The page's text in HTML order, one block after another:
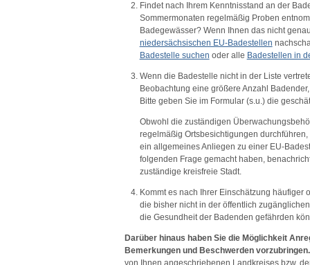
Findet nach Ihrem Kenntnisstand an der
Sommermonaten regelmäßig Proben
Badegewässer? Wenn Ihnen das nicht
niedersächsischen EU-Badestellen
Badestelle suchen oder alle Badestellen in
Wenn die Badestelle nicht in der Liste
Beobachtung eine größere Anzahl
Bitte geben Sie im Formular (s.u.) die
Obwohl die zuständigen
regelmäßig Ortsbesichtigungen
ein allgemeines Anliegen zu einer EU-
folgenden Frage gemacht haben,
zuständige kreisfreie Stadt.
Kommt es nach Ihrer Einschätzung
die bisher nicht in der öffentlich
die Gesundheit der Badenden gefährden
Darüber hinaus haben Sie die Möglichkeit
Bemerkungen und Beschwerden vorzubringen.
von Ihnen angeschriebenen Landkreises bzw.